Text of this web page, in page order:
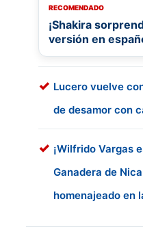
RECOMENDADO
¡Shakira
versión en
Lucero vuelve
de desamor con
¡Wilfrido Vargas
Ganadera de
homenajeado en